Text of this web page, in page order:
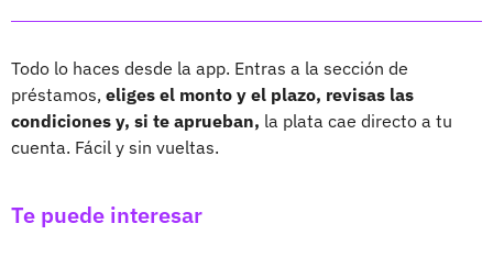
Todo lo haces desde la app. Entras a la sección de
préstamos, eliges el monto y el plazo, revisas las
condiciones y, si te aprueban, la plata cae directo a tu
cuenta. Fácil y sin vueltas.
Te puede interesar